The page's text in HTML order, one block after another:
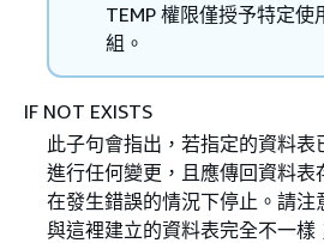
TEMP 權限僅授予特定使
組。
IF NOT EXISTS
此子句會指出，若指定的資料
進行任何變更，且應傳回資料表
在發生錯誤的情況下停止。請注
與這裡建立的資料表完全不一樣